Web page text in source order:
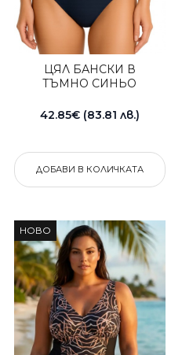
ЦЯЛ БАНСКИ В
ТЪМНО СИНЬО
42.85€ (83.81 лв.)
ДОБАВИ В КОЛИЧКАТА
НОВО